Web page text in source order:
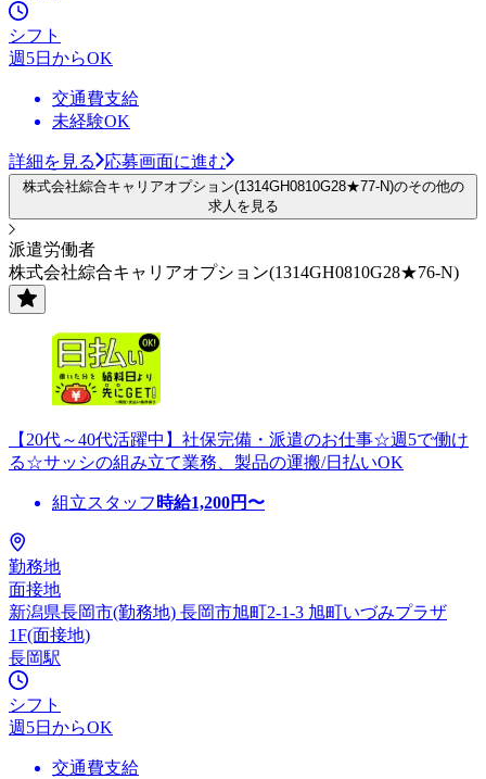
シフト
週5日からOK
交通費支給
未経験OK
詳細を見る 応募画面に進む
株式会社綜合キャリアオプション(1314GH0810G28★77-N)のその他の
求人を見る
派遣労働者
株式会社綜合キャリアオプション(1314GH0810G28★76-N)
【20代～40代活躍中】社保完備・派遣のお仕事☆週5で働け
る☆サッシの組み立て業務、製品の運搬/日払いOK
組立スタッフ 時給1,200円〜
勤務地
面接地
新潟県長岡市(勤務地) 長岡市旭町2-1-3 旭町いづみプラザ
1F(面接地)
長岡駅
シフト
週5日からOK
交通費支給